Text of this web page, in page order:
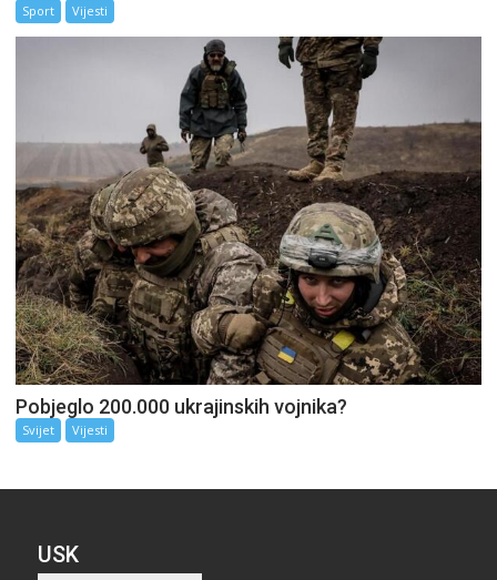
Sport Vijesti
Pobjeglo 200.000 ukrajinskih vojnika?
Svijet Vijesti
USK